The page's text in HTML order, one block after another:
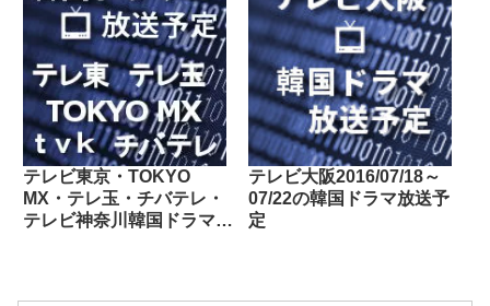
テレビ東京・TOKYO
MX・テレ玉・チバテレ・
テレビ神奈川韓国ドラマ週
テレビ大阪2016/07/18～
07/22の韓国ドラマ放送予
定